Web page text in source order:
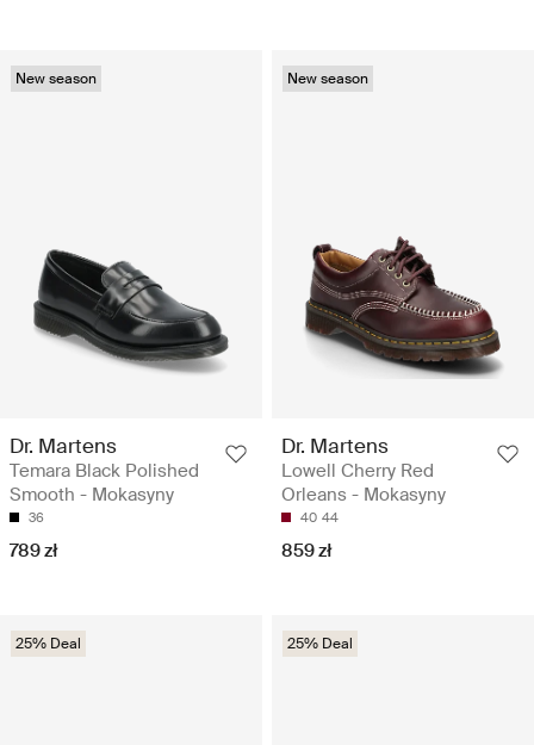
New season
Dr. Martens
Temara Black Polished
Smooth - Mokasyny
36
789 zł
New season
Dr. Martens
Lowell Cherry Red
Orleans - Mokasyny
40 44
859 zł
25% Deal 25% Deal